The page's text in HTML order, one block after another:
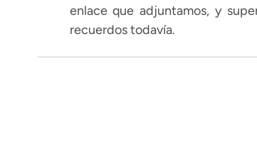
enlace que adjuntamos, y
recuerdos todavía.